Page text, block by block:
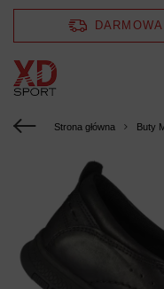
Strona główna Buty